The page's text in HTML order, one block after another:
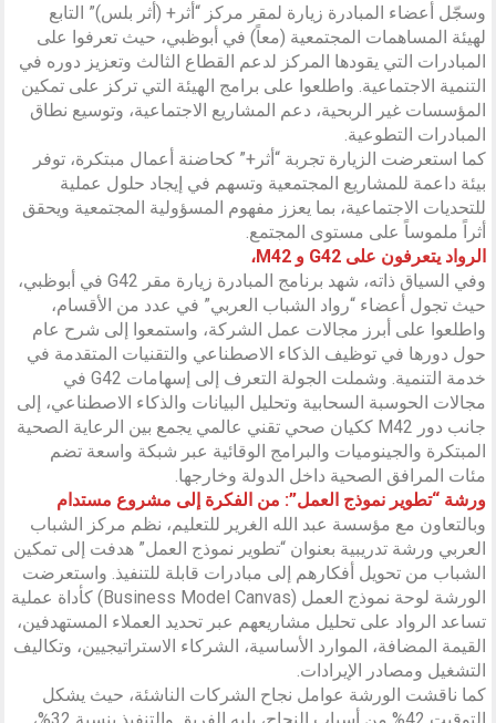
وسجّل أعضاء المبادرة زيارة لمقر مركز “أثر+ (أثر بلس)” التابع
لهيئة المساهمات المجتمعية (معاً) في أبوظبي، حيث تعرفوا على
المبادرات التي يقودها المركز لدعم القطاع الثالث وتعزيز دوره في
التنمية الاجتماعية. واطلعوا على برامج الهيئة التي تركز على تمكين
المؤسسات غير الربحية، دعم المشاريع الاجتماعية، وتوسيع نطاق
المبادرات التطوعية.
كما استعرضت الزيارة تجربة “أثر+” كحاضنة أعمال مبتكرة، توفر
بيئة داعمة للمشاريع المجتمعية وتسهم في إيجاد حلول عملية
للتحديات الاجتماعية، بما يعزز مفهوم المسؤولية المجتمعية ويحقق
أثراً ملموساً على مستوى المجتمع.
الرواد يتعرفون على G42 و M42،
وفي السياق ذاته، شهد برنامج المبادرة زيارة مقر G42 في أبوظبي،
حيث تجول أعضاء “رواد الشباب العربي” في عدد من الأقسام،
واطلعوا على أبرز مجالات عمل الشركة، واستمعوا إلى شرح عام
حول دورها في توظيف الذكاء الاصطناعي والتقنيات المتقدمة في
خدمة التنمية. وشملت الجولة التعرف إلى إسهامات G42 في
مجالات الحوسبة السحابية وتحليل البيانات والذكاء الاصطناعي، إلى
جانب دور M42 ككيان صحي تقني عالمي يجمع بين الرعاية الصحية
المبتكرة والجينوميات والبرامج الوقائية عبر شبكة واسعة تضم
مئات المرافق الصحية داخل الدولة وخارجها.
ورشة “تطوير نموذج العمل”: من الفكرة إلى مشروع مستدام
وبالتعاون مع مؤسسة عبد الله الغرير للتعليم، نظم مركز الشباب
العربي ورشة تدريبية بعنوان “تطوير نموذج العمل” هدفت إلى تمكين
الشباب من تحويل أفكارهم إلى مبادرات قابلة للتنفيذ. واستعرضت
الورشة لوحة نموذج العمل (Business Model Canvas) كأداة عملية
تساعد الرواد على تحليل مشاريعهم عبر تحديد العملاء المستهدفين،
القيمة المضافة، الموارد الأساسية، الشركاء الاستراتيجيين، وتكاليف
التشغيل ومصادر الإيرادات.
كما ناقشت الورشة عوامل نجاح الشركات الناشئة، حيث يشكل